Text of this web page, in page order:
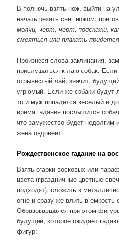
В полночь взять нож, выйти на
начать резать снег ножом,
молчи, черт, черт, подскажи,
смеяться или плакать
Произнеся слова заклинания,
прислушаться к лаю собак. Если
отрывистый лай, значит,
угрюмый. Если же собаки будут
то и муж попадется веселый и
время гадания послышится
что замужество будет недолгим
жена овдовеет.
Рождественское гадание на
Взять огарки восковых или
цвета (праздничные цветные
подходят), сложить в
огне и сразу же влить в емкость
Образовавшаяся при этом
будущее, которое ожидает
фигур: